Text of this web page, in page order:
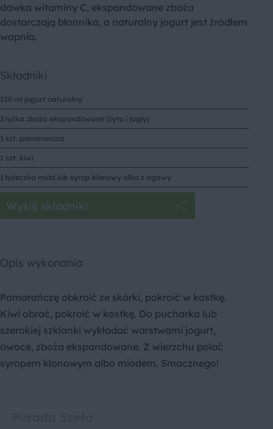
dawka witaminy C, ekspandowane zboża
dostarczają błonnika, a naturalny jogurt jest źródłem
wapnia.
Składniki
150 ml jogurt naturalny
3 łyżka zboża ekspandowane (żyto i jagły)
1 szt. pomarańcza
1 szt. kiwi
1 łyżeczka miód lub syrop klonowy albo z agawy
Wyślij składniki
Opis wykonania
Pomarańczę obkroić ze skórki, pokroić w kostkę.
Kiwi obrać, pokroić w kostkę. Do pucharka lub
szerokiej szklanki wykładać warstwami jogurt,
owoce, zboża ekspandowane. Z wierzchu polać
syropem klonowym albo miodem. Smacznego!